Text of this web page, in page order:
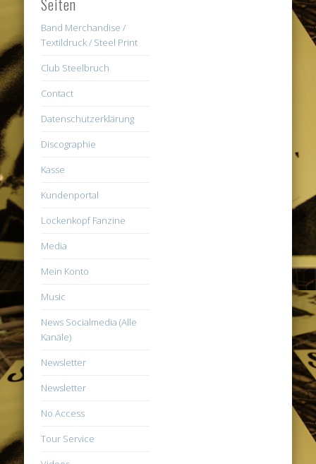
Seiten
Band Merchandise /
Textildruck / Steel Print
Club Steelbruch
Contact
Datenschutzerklärung
Discographie
Kasse
Kundenportal
Lockenkopf Fanzine
Media
Mein Konto
Music
News Socialmedia (Alle
Kanäle)
Newsletter
Newsletter
No Access
Tour Service